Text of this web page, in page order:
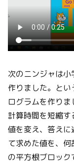
次のニンジャは
作りました。と
ログラムを作りま
計算時間を短縮
値を変え、答え
て求めた値を、
の平方根ブロッ